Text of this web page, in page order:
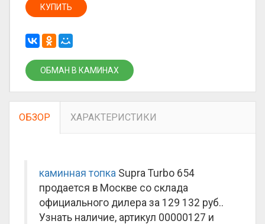
КУПИТЬ
ОБМАН В КАМИНАХ
ОБЗОР ХАРАКТЕРИСТИКИ
каминная топка Supra Turbo 654
продается в Москве со склада
официального дилера за 129 132 руб..
Узнать наличие, артикул 00000127 и